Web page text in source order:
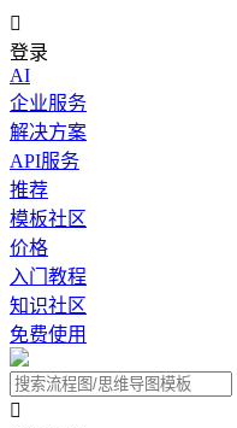

登录
AI
企业服务
解决方案
API服务
推荐
模板社区
价格
入门教程
知识社区
免费使用
